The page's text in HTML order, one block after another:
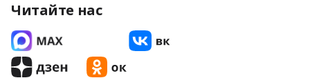
Читайте нас